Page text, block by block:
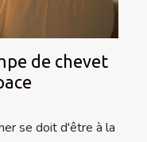
de chevet
se doit d'être à la